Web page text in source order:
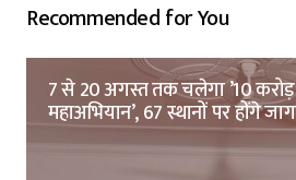
Recommended for You
7 से 20 अगस्त तक चलेगा ’10 करोड़
महाअभियान’, 67 स्थानों पर होंगे